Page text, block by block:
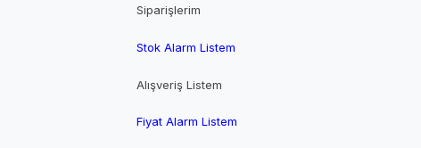
Siparişlerim
Stok Alarm Listem
Alışveriş Listem
Fiyat Alarm Listem